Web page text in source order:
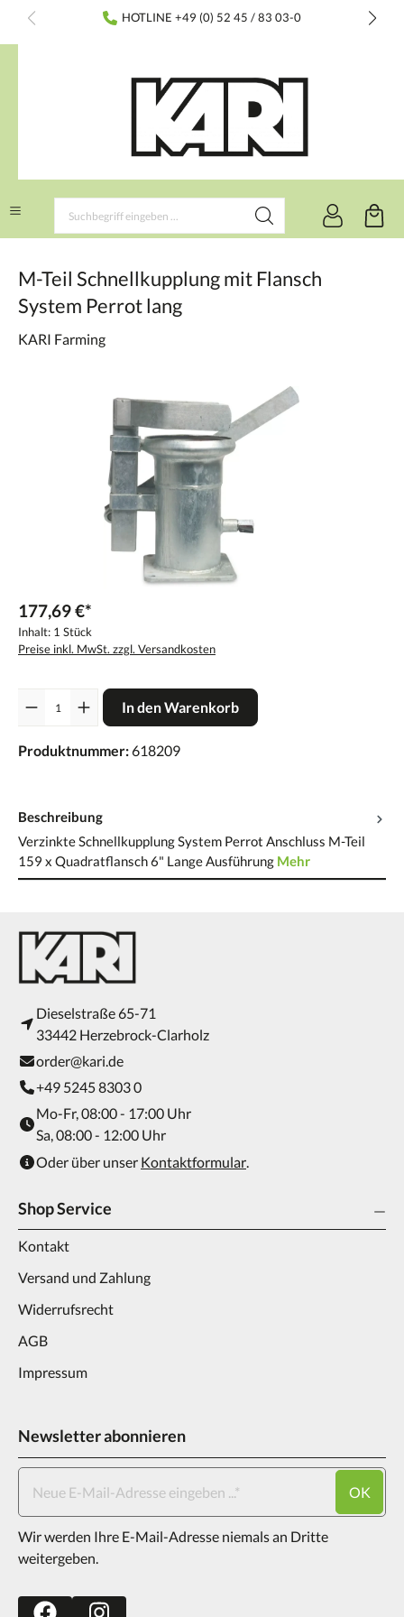
springen HOTLINE +49 (0) 52 45 / 83 03-0
M-Teil Schnellkupplung mit Flansch
System Perrot lang
KARI Farming
177,69 €*
Inhalt: 1 Stück
Preise inkl. MwSt. zzgl. Versandkosten
In den Warenkorb
Produktnummer:618209
Beschreibung
Verzinkte Schnellkupplung System Perrot Anschluss M-Teil
159 x Quadratflansch 6" Lange Ausführung Mehr
Dieselstraße 65-71
33442 Herzebrock-Clarholz
order@kari.de
+49 5245 8303 0
Mo-Fr, 08:00 - 17:00 Uhr
Sa, 08:00 - 12:00 Uhr
Oder über unser Kontaktformular.
Shop Service
Kontakt
Versand und Zahlung
Widerrufsrecht
AGB
Impressum
Newsletter abonnieren
OK
Wir werden Ihre E-Mail-Adresse niemals an Dritte
weitergeben.